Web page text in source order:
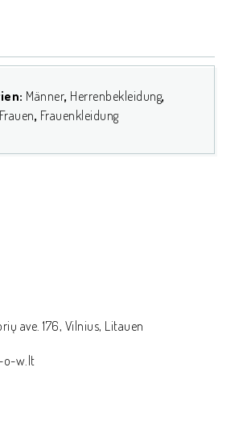
Männer, Herrenbekleidung,
Frauen, Frauenkleidung
ave. 176, Vilnius, Litauen
o-w.lt